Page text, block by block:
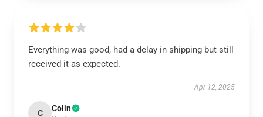
Everything was good, had a delay in shipping but still
received it as expected.
Apr 12, 2025
C Colin